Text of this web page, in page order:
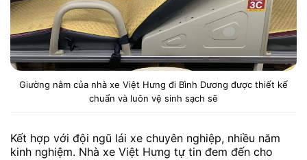
Giường nằm của nhà xe Việt Hưng đi Bình Dương được thiết kế
chuẩn và luôn vệ sinh sạch sẽ
Kết hợp với đội ngũ lái xe chuyên nghiệp, nhiều năm
kinh nghiệm. Nhà xe Việt Hưng tự tin đem đến cho